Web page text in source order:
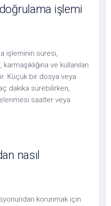
işlemi
işleminin süresi,
ve kullanılan
Küçük bir dosya veya
dakika sürebilirken,
saatler veya
nasıl
korunmak için